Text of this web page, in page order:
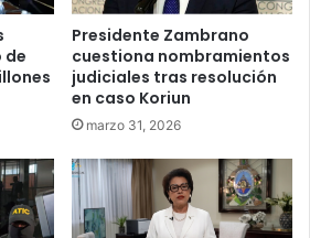
de
Presidente Zambrano
cuestiona nombramientos
judiciales tras resolución
en caso Koriun
marzo 31, 2026